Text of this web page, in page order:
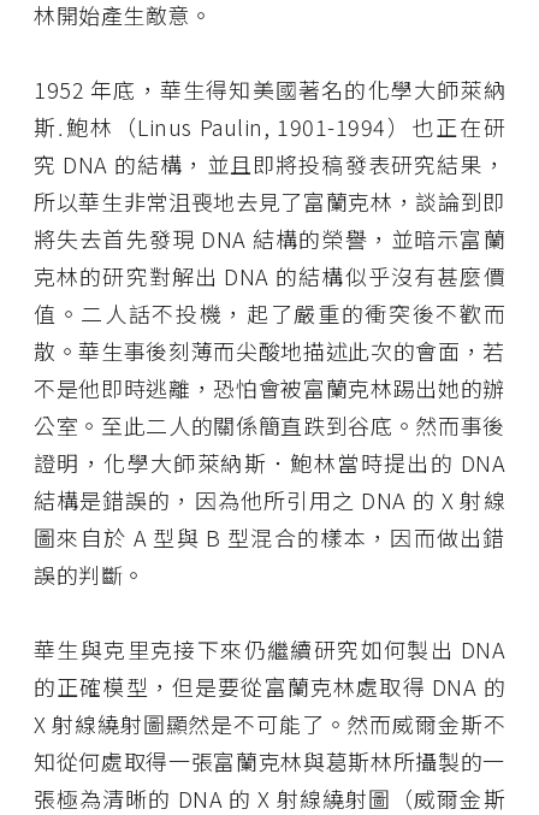
林開始產生敵意。
1952 年底，華生得知美國著名的化學大師萊納
斯․鮑林（Linus Paulin, 1901-1994）也正在研
究 DNA 的結構，並且即將投稿發表研究結果，
所以華生非常沮喪地去見了富蘭克林，談論到即
將失去首先發現 DNA 結構的榮譽，並暗示富蘭
克林的研究對解出 DNA 的結構似乎沒有甚麼價
值。二人話不投機，起了嚴重的衝突後不歡而
散。華生事後刻薄而尖酸地描述此次的會面，若
不是他即時逃離，恐怕會被富蘭克林踢出她的辦
公室。至此二人的關係簡直跌到谷底。然而事後
證明，化學大師萊納斯．鮑林當時提出的 DNA
結構是錯誤的，因為他所引用之 DNA 的 X 射線
圖來自於 A 型與 B 型混合的樣本，因而做出錯
誤的判斷。
華生與克里克接下來仍繼續研究如何製出 DNA
的正確模型，但是要從富蘭克林處取得 DNA 的
X 射線繞射圖顯然是不可能了。然而威爾金斯不
知從何處取得一張富蘭克林與葛斯林所攝製的一
張極為清晰的 DNA 的 X 射線繞射圖（威爾金斯